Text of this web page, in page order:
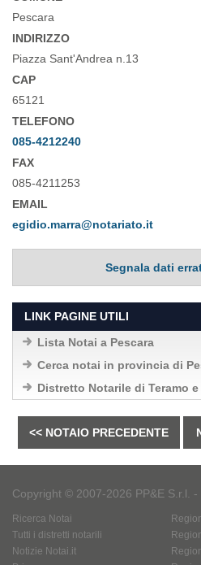
Pescara
INDIRIZZO
Piazza Sant'Andrea n.13
CAP
65121
TELEFONO
085-4212240
FAX
085-4211253
EMAIL
egidio.marra@notariato.it
Segnala dati
LINK PAGINE UTILI
Lista Notai a Pescara
Cerca notai in provincia di
Distretto Notarile di Teramo e
<< NOTAIO PRECEDENTE
Copyright © 2007-2026 PP&E S.r.l. -
Ricerca Notai
Tutti i distretti notarili
Notizie Notai.it